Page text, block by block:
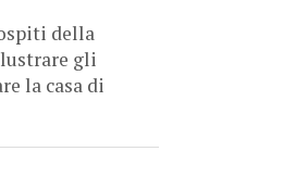
della
gli
la casa di